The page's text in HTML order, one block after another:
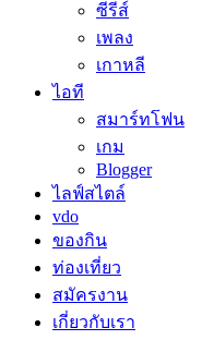
ซีรีส์
เพลง
เกาหลี
ไอที
สมาร์ทโฟน
เกม
Blogger
ไลฟ์สไตล์
vdo
ของกิน
ท่องเที่ยว
สมัครงาน
เกี่ยวกับเรา